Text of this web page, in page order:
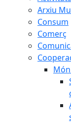
Arxiu
Consum
Comerç